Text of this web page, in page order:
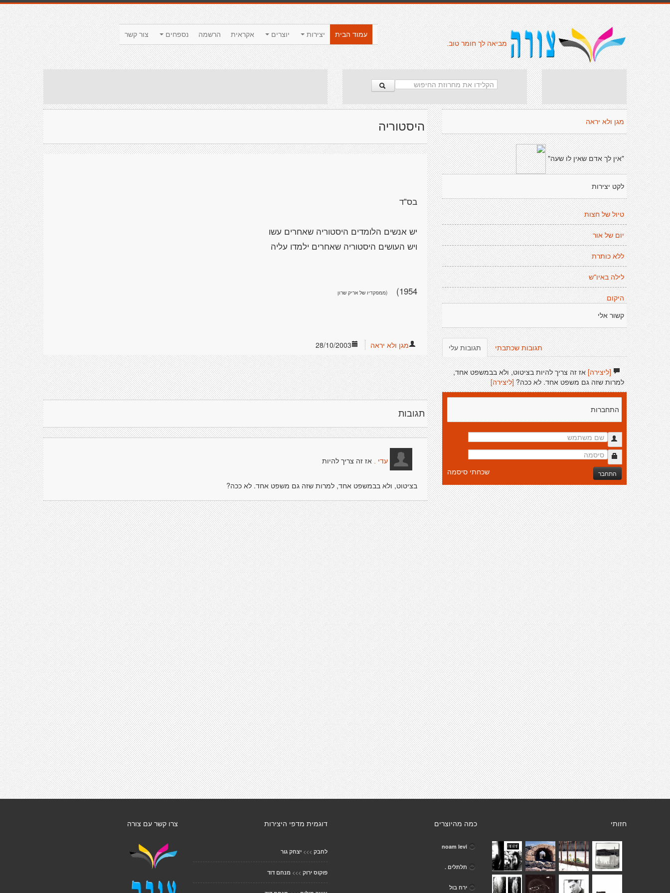
צור קשר נספחים הרשמה אקראית יוצרים יצירות
עמוד הבית
מביאה לך חומר טוב.
היסטוריה
1954)
28/10/2003 מגן ולא יראה
תגובות
עדי . אז זה צריך להיות
בציטוט, ולא בבמשפט אחד, למרות שזה גם משפט אחד. לא ככה?
מגן ולא יראה
"אין לך אדם שאין לו שעה"
לקט יצירות
טיול של חצות
יום של אור
ללא כותרת
לילה באיו"ש
היקום
קשור אלי
תגובות עלי תגובות שכתבתי
[ליצירה]אז זה צריך להיות בציטוט, ולא בבמשפט אחד,
למרות שזה גם משפט אחד. לא ככה? [ליצירה]
התחברות
התחבר שכחתי סיסמה
צרו קשר עם צורה דוגמית מדפי היצירות
לחבק >>> יצחק גור
פוקוס ירוק >>> מנחם דוד
כמה מהיוצרים
noam levi
תלתלים .
ירח בול
חזותי